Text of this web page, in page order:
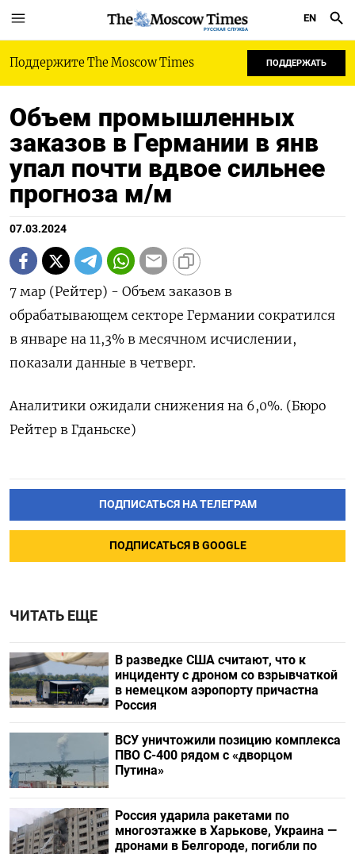
РУССКАЯ СЛУЖБА
EN
Поддержите The Moscow Times ПОДДЕРЖАТЬ
Объем промышленных
заказов в Германии в янв
упал почти вдвое сильнее
прогноза м/м
07.03.2024
7 мар (Рейтер) - Объем заказов в
обрабатывающем секторе Германии сократился
в январе на 11,3% в месячном исчислении,
показали данные в четверг.
Аналитики ожидали снижения на 6,0%. (Бюро
Рейтер в Гданьске)
ПОДПИСАТЬСЯ НА ТЕЛЕГРАМ
ПОДПИСАТЬСЯ В GOOGLE
ЧИТАТЬ ЕЩЕ
В разведке США считают, что к
инциденту с дроном со взрывчаткой
в немецком аэропорту причастна
Россия
ВСУ уничтожили позицию комплекса
ПВО С-400 рядом с «дворцом
Путина»
Россия ударила ракетами по
многоэтажке в Харькове, Украина —
дронами в Белгороде, погибли по